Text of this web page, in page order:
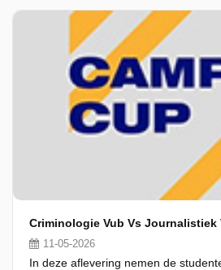
Criminologie Vub Vs Journalistiek
11-05-2026
In deze aflevering nemen de